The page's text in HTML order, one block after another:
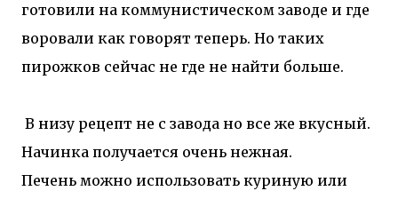
готовили на коммунистическом заводе и где
воровали как говорят теперь. Но таких
пирожков сейчас не где не найти больше.
В низу рецепт не с завода но все же вкусный.
Начинка получается очень нежная.
Печень можно использовать куриную или